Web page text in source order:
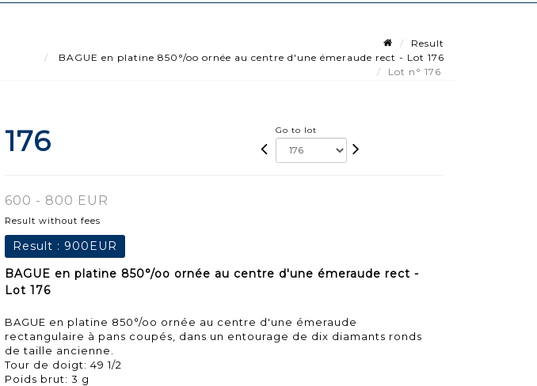
Result
BAGUE en platine 850°/oo ornée au centre d'une émeraude rect - Lot 176
Lot n° 176
176 Go to lot
600 - 800 EUR
Result without fees
Result : 900EUR
BAGUE en platine 850°/oo ornée au centre d'une émeraude rect -
Lot 176
BAGUE en platine 850°/oo ornée au centre d'une émeraude
rectangulaire à pans coupés, dans un entourage de dix diamants ronds
de taille ancienne.
Tour de doigt: 49 1/2
Poids brut: 3 g